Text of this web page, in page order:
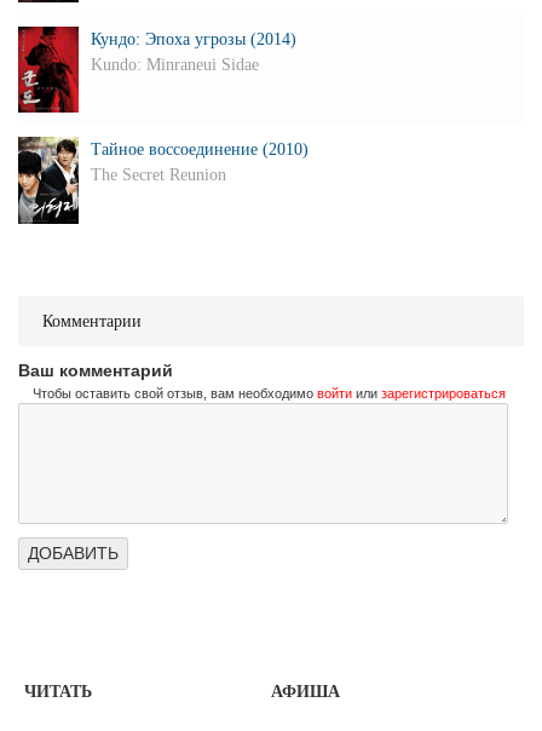
Кундо: Эпоха угрозы (2014)
Kundo: Minraneui Sidae
Тайное воссоединение (2010)
The Secret Reunion
Комментарии
Ваш комментарий
Чтобы оставить свой отзыв, вам необходимо войти или зарегистрироваться
ЧИТАТЬ АФИША